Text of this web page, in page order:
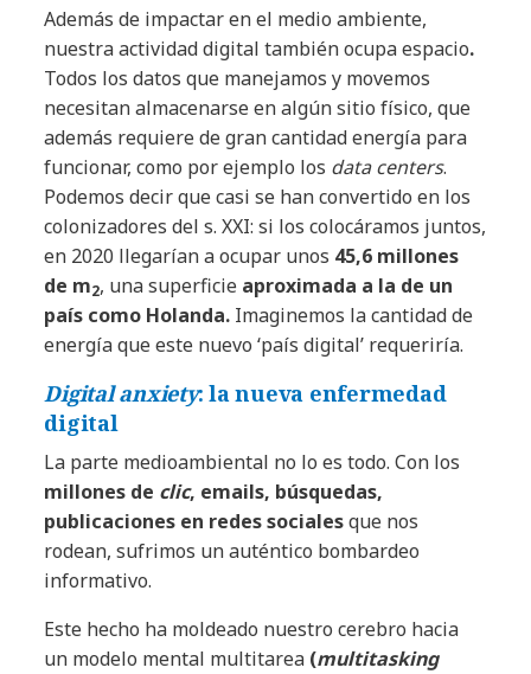
Además de impactar en el medio ambiente,
nuestra actividad digital también ocupa espacio.
Todos los datos que manejamos y movemos
necesitan almacenarse en algún sitio físico, que
además requiere de gran cantidad energía para
funcionar, como por ejemplo los data centers.
Podemos decir que casi se han convertido en los
colonizadores del s. XXI: si los colocáramos juntos,
en 2020 llegarían a ocupar unos 45,6 millones
de m2, una superficie aproximada a la de un
país como Holanda. Imaginemos la cantidad de
energía que este nuevo ‘país digital’ requeriría.
Digital anxiety: la nueva enfermedad
digital
La parte medioambiental no lo es todo. Con los
millones de clic, emails, búsquedas,
publicaciones en redes socialesque nos
rodean, sufrimos un auténtico bombardeo
informativo.
Este hecho ha moldeado nuestro cerebro hacia
un modelo mental multitarea (multitasking